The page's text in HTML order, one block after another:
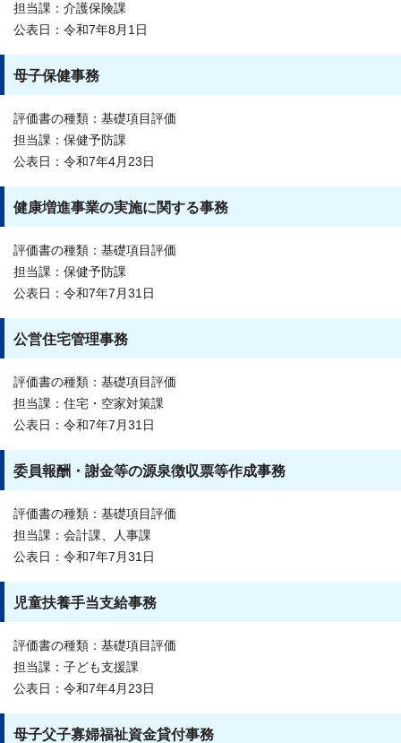
担当課：介護保険課
公表日：令和7年8月1日
母子保健事務
評価書の種類：基礎項目評価
担当課：保健予防課
公表日：令和7年4月23日
健康増進事業の実施に関する事務
評価書の種類：基礎項目評価
担当課：保健予防課
公表日：令和7年7月31日
公営住宅管理事務
評価書の種類：基礎項目評価
担当課：住宅・空家対策課
公表日：令和7年7月31日
委員報酬・謝金等の源泉徴収票等作成事務
評価書の種類：基礎項目評価
担当課：会計課、人事課
公表日：令和7年7月31日
児童扶養手当支給事務
評価書の種類：基礎項目評価
担当課：子ども支援課
公表日：令和7年4月23日
母子父子寡婦福祉資金貸付事務